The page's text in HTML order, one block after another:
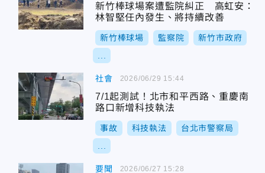
新竹棒球場案遭監院糾正 高虹安：
林智堅任內發生、將持續改善
新竹棒球場 監察院 新竹市政府
社會
7/1起測試！北市和平西路、重慶南
路口新增科技執法
事故 科技執法 台北市警察局
2026/06/29 15:44
要聞 2026/06/27 15:28